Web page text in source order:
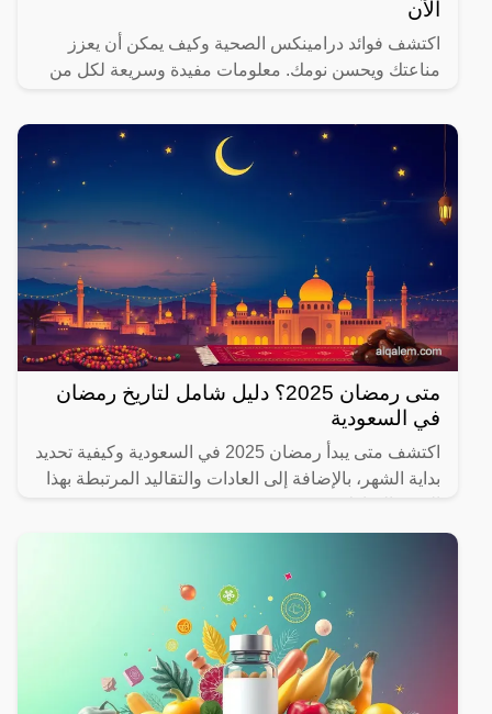
الآن
اكتشف فوائد درامينكس الصحية وكيف يمكن أن يعزز
مناعتك ويحسن نومك. معلومات مفيدة وسريعة لكل من
متى رمضان 2025؟ دليل شامل لتاريخ رمضان
في السعودية
اكتشف متى يبدأ رمضان 2025 في السعودية وكيفية تحديد
بداية الشهر، بالإضافة إلى العادات والتقاليد المرتبطة بهذا